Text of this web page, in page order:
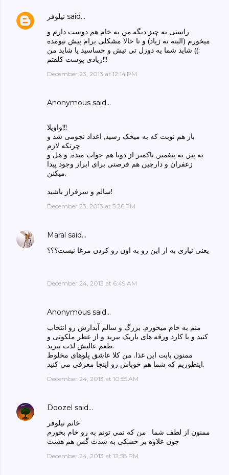
نیلوفر said…
راستی یه چیز دیگه.من به خام هم دوست دارم و
میخورم (البته نه زیاد) و تا حالا مشکلی برام پیش نیومده
:)) شاید شما یه دوزل تی تیش و حساسید یا شاید من
زیادی پوست کلفتم!!!
December 23, 2013 at 12:14 PM
Anonymous said…
واویلا!!!
باز هم نوبت که به میخک رسید, اعداد نجومی شد و
چرتکه لازم.
به پیر, به پیغمبر, باکمتر از دوتا هم جواب میده, و هل و
زعفران و دارچین هم فرصتی برای ابراز وجود پیدا
میکنن.
سالم و سرفراز باشید!
December 23, 2013 at 5:26 PM
Maral said…
یعنی نیازی به از این رو به اون رو کردن مرغا نیست؟؟؟
December 24, 2013 at 6:49 AM
Anonymous said…
منم به خام میخورم. بزرگ و سالم آبدارش رو انتخاب
کنید و با کارد ورقه های باریک ببرید و از عطر ملکوتی و
طعم عالیش لذت ببرید.
ممنون بابت این غذا. من کلا عاشق پلوهای مخلوط
اینطوریم که شما هم خوباش رو اینجا معرفی می کنید.
December 24, 2013 at 10:55 AM
Doozel said…
خانم نیلوفر
ممنون از لطف شما . من که نمی تونم به رو خام بخورم
چون علاوه بر خشکی به شدت گس هم هست
December 24, 2013 at 12:58 PM